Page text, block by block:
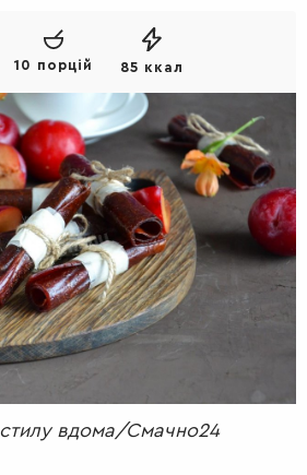
ІНВЕСТИЦІЇ
AUTO
НОВИНИ ЗДОРОВ'Я
КІНО
ТРАДИЦІЇ
10 порцій 85 ккал
вдома/Смачно24